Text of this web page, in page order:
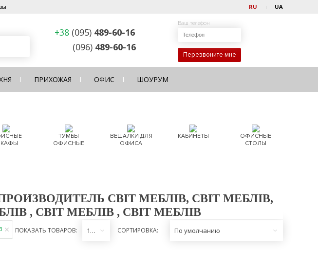
RU UA
+38 (095) 489-60-16
(096) 489-60-16
Ваш телефон
Перезвоните мне
ПРИХОЖАЯ ОФИС ШОУРУМ
ТУМБЫ
ОФИСНЫЕ
ВЕШАЛКИ ДЛЯ
ОФИСА
КАБИНЕТЫ
ОФИСНЫЕ
СТОЛЫ
СВІТ МЕБЛІВ, СВІТ МЕБЛІВ,
, СВІТ МЕБЛІВ , СВІТ МЕБЛІВ
ПОКАЗАТЬ ТОВАРОВ: 12 СОРТИРОВКА: По умолчанию